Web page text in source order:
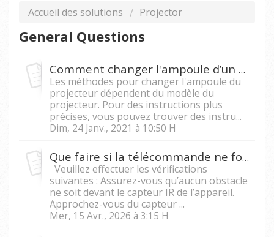
Accueil des solutions Projector
General Questions
Comment changer l'ampoule d’un projecteur ?
Les méthodes pour changer l'ampoule du
projecteur dépendent du modèle du
projecteur. Pour des instructions plus
précises, vous pouvez trouver des instru...
Dim, 24 Janv., 2021 à 10:50 H
Que faire si la télécommande ne fonctionne pas correctement ?
Veuillez effectuer les vérifications
suivantes : Assurez-vous qu’aucun obstacle
ne soit devant le capteur IR de l’appareil.
Approchez-vous du capteur ...
Mer, 15 Avr., 2026 à 3:15 H